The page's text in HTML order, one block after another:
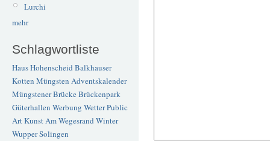
Lurchi
mehr
Schlagwortliste
Haus Hohenscheid Balkhauser
Kotten Müngsten Adventskalender
Müngstener BrückeBrückenpark
Güterhallen Werbung WetterPublic
ArtKunstAm Wegesrand Winter
WupperSolingen